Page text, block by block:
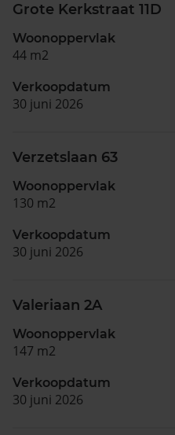
Grote Kerkstraat 11D
Woonoppervlak
44 m2
Verkoopdatum
30 juni 2026
Verzetslaan 63
Woonoppervlak
130 m2
Verkoopdatum
30 juni 2026
Valeriaan 2A
Woonoppervlak
147 m2
Verkoopdatum
30 juni 2026